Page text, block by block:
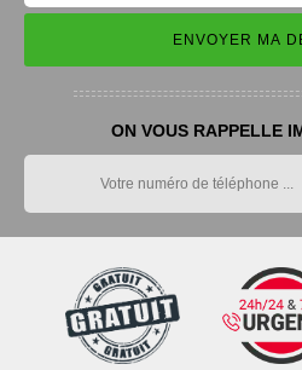
ON VOUS RAPPELLE